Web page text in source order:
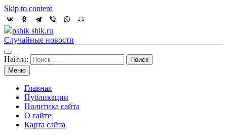
Skip to content
pshik shik.ru
Случайные новости
Найти:
Меню
Главная
Публикации
Политика сайта
О сайте
Карта сайта